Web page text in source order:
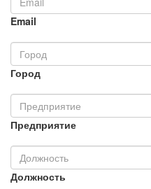
Email
Город
Предприятие
Должность